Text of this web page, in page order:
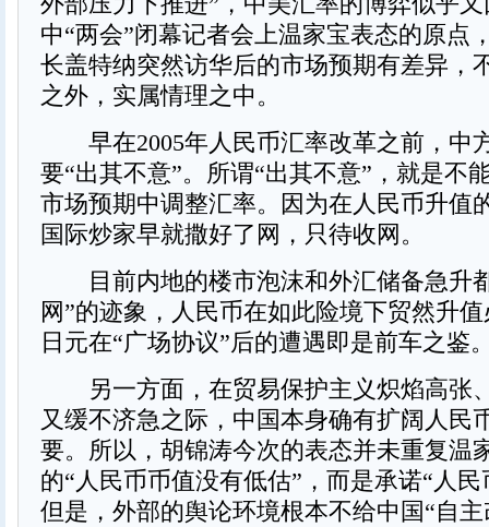
中“两会”闭幕记者会上温家宝表态的原点
长盖特纳突然访华后的市场预期有差异，
之外，实属情理之中。
早在2005年人民币汇率改革之前，中
要“出其不意”。所谓“出其不意”，就是不
市场预期中调整汇率。因为在人民币升值
国际炒家早就撒好了网，只待收网。
目前内地的楼市泡沫和外汇储备急升
网”的迹象，人民币在如此险境下贸然升
日元在“广场协议”后的遭遇即是前车之鉴
另一方面，在贸易保护主义炽焰高张
又缓不济急之际，中国本身确有扩阔人民
要。所以，胡锦涛今次的表态并未重复温
的“人民币币值没有低估”，而是承诺“人
但是，外部的舆论环境根本不给中国“自